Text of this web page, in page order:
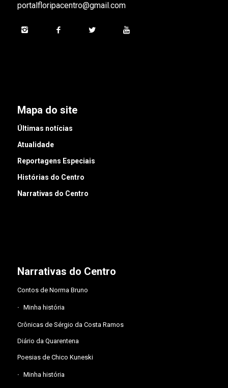
portalfloripacentro@gmail.com
Mapa do site
Últimas notícias
Atualidade
Reportagens Especiais
Histórias do Centro
Narrativas do Centro
Narrativas do Centro
Contos de Norma Bruno
Minha história
Crônicas de Sérgio da Costa Ramos
Diário da Quarentena
Poesias de Chico Kuneski
Minha história